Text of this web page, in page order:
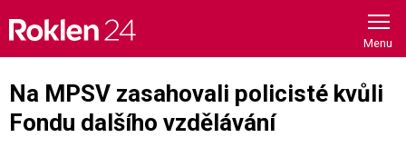
content
Na MPSV zasahovali policisté kvůli
Fondu dalšího vzdělávání